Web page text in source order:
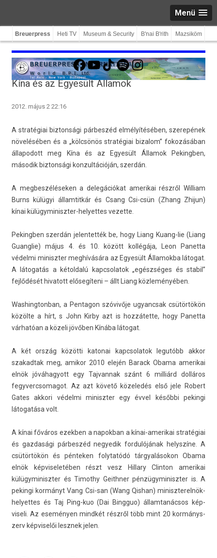
Menü
Breuerpress Heti TV Museum & Security B'nai B'rith Mazsiköm
Facebook
YouTube
TikTokSpotifyInstagram
Kína és az Egyesült Államok
2012. május 2 22:16
A stratégiai bi­zton­sági párbeszéd elmélyítésében, szerepének
növelésében és a „kölcsönös stratégiai bi­zalom” fokozásában
állapodott meg Kína és az Egyesült Államok Pekingb­en,
második bi­zton­sági kon­zultációján, szerdán.
A meg­beszélések­en a delegációkat amerikai részről Wil­liam
Burns külügyi állam­titkár és Csang Csi-csün (Zhang Zhijun)
kínai külügyminiszter-helyettes vezet­te.
Pekingb­en szerdán jelen­tették be, hogy Liang Kuang-lie (Liang
Guanglie) május 4. és 10. között kollégája, Leon Panet­ta
védelmi miniszt­er meghívására az Egyesült Államok­ba látogat.
A látogatás a kétold­alú kapcsolatok „egészséges és stabil”
fejlődését hivatott elősegíteni – állt Liang közleményében.
Was­hington­ban, a Pen­tagon szóvivője ugyancsak csütörtökön
közölte a hírt, s John Kirby azt is hozzátette, hogy Panet­ta
várhatóan a közeli jövőben Kínába látogat.
A két ország közötti katonai kapcsolatok legutóbb akkor
szakad­tak meg, amikor 2010 elején Barack Obama amerikai
elnök jóváhagyott egy Taj­vannak szánt 6 milliárd dolláros
fegyvercsomagot. Az azt követő közeledés első jele Robert
Gates ak­kori védelmi miniszt­er egy évvel későbbi pekin­gi
látogatása volt.
A kínai főváros ezekb­en a napok­ban a kínai-amerikai stratégiai
és gaz­dasági párbeszéd negyedik for­dulójának helys­zíne. A
csütörtökön és pén­tek­en folytatódó tárgyalásokon Obama
elnök kép­viseletéb­en részt vesz Hil­la­ry Clin­ton amerikai
külügyminiszt­er és Timot­hy Geithn­er pén­zügyminiszt­er is. A
pekin­gi kormányt Vang Csi-san (Wang Qis­han) miniszterelnök-
helyettes és Taj Ping-kuo (Dai Bi­ngguo) állam­tanác­sos kép­
viseli. Az eseményen mindkét részről több mint 20 kor­mánys­
zerv kép­viselői lesznek jelen.